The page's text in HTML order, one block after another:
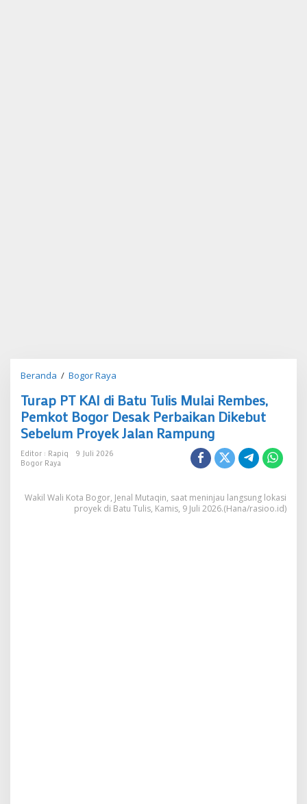
Beranda / Bogor Raya
KAI
di
Batu
Tulis
Desak
Perbaikan
Turap PT KAI di Batu Tulis Mulai Rembes,
Pemkot Bogor Desak Perbaikan Dikebut
Sebelum Proyek Jalan Rampung
Editor : Rapiq
9 Juli 2026
Bogor Raya
Wakil Wali Kota Bogor, Jenal Mutaqin, saat meninjau langsung lokasi
proyek di Batu Tulis, Kamis, 9 Juli 2026.(Hana/rasioo.id)